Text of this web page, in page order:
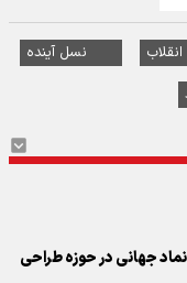
نسل آینده
جهانی در حوزه طراحی